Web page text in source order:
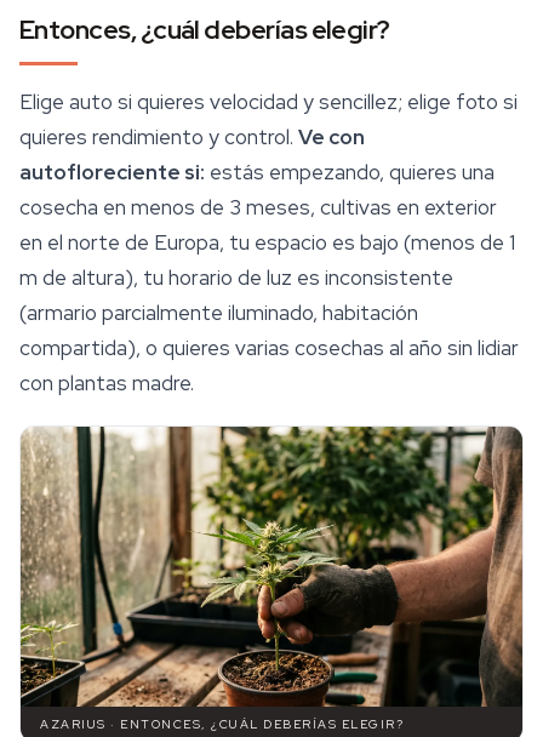
Entonces, ¿cuál deberías elegir?
Elige auto si quieres velocidad y sencillez; elige foto si
quieres rendimiento y control. Ve con
autofloreciente si: estás empezando, quieres una
cosecha en menos de 3 meses, cultivas en exterior
en el norte de Europa, tu espacio es bajo (menos de 1
m de altura), tu horario de luz es inconsistente
(armario parcialmente iluminado, habitación
compartida), o quieres varias cosechas al año sin lidiar
con plantas madre.
AZARIUS · ENTONCES, ¿CUÁL DEBERÍAS ELEGIR?